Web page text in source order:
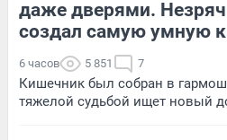
даже дверями.
создал самую умную
6 часов 5 851 7
Кишечник был собран в
тяжелой судьбой ищет новый